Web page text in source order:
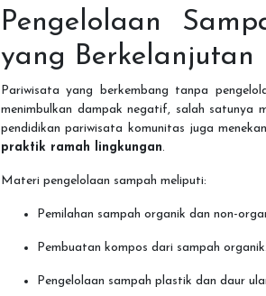
Pengelolaan
yang Berkelanjutan
Pariwisata yang berkembang tanpa
menimbulkan dampak negatif, salah satunya
pendidikan pariwisata komunitas juga
praktik ramah lingkungan.
Materi pengelolaan sampah meliputi:
Pemilahan sampah organik dan non-
Pembuatan kompos dari sampah organik.
Pengelolaan sampah plastik dan daur